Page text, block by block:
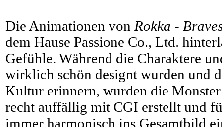
Die Animationen von Rokka -
dem Hause Passione Co., Ltd.
Gefühle. Während die Charaktere
wirklich schön designt wurden und
Kultur erinnern, wurden die
recht auffällig mit CGI erstellt und
immer harmonisch ins Gesamtbild